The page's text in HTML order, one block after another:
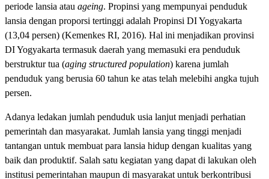
periode lansia atau ageing. Propinsi yang mempunyai penduduk
lansia dengan proporsi tertinggi adalah Propinsi DI Yogyakarta
(13,04 persen) (Kemenkes RI, 2016). Hal ini menjadikan provinsi
DI Yogyakarta termasuk daerah yang memasuki era penduduk
berstruktur tua (aging structured population) karena jumlah
penduduk yang berusia 60 tahun ke atas telah melebihi angka tujuh
persen.
Adanya ledakan jumlah penduduk usia lanjut menjadi perhatian
pemerintah dan masyarakat. Jumlah lansia yang tinggi menjadi
tantangan untuk membuat para lansia hidup dengan kualitas yang
baik dan produktif. Salah satu kegiatan yang dapat di lakukan oleh
institusi pemerintahan maupun di masyarakat untuk berkontribusi